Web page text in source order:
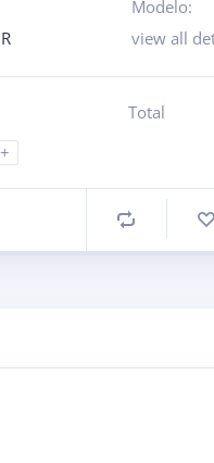
Modelo:
view all
+
Total